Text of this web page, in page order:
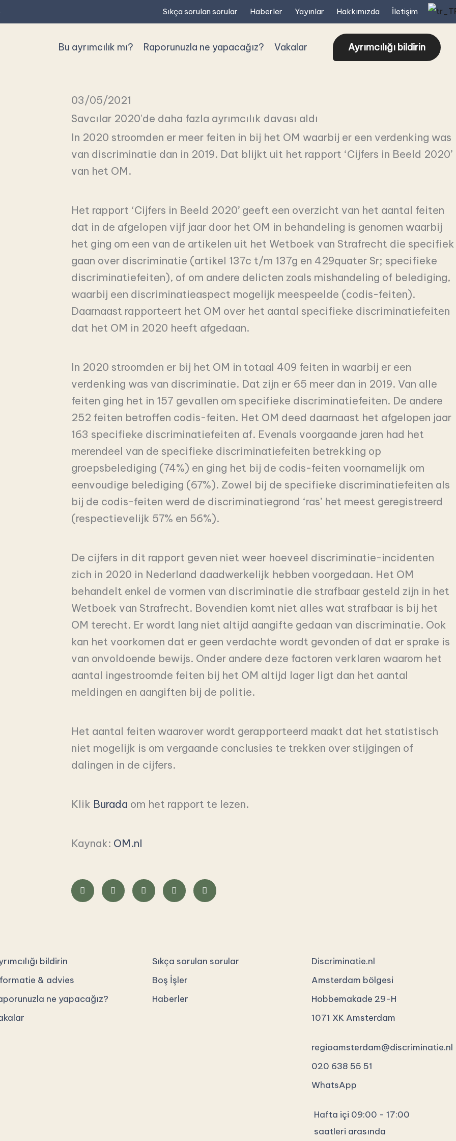
Sıkça sorulan sorular Haberler Yayınlar Hakkımızda İletişim
Bu ayrımcılık mı? Raporunuzla ne yapacağız? Vakalar Ayrımcılığı bildirin
03/05/2021
Savcılar 2020'de daha fazla ayrımcılık davası aldı
In 2020 stroomden er meer feiten in bij het OM waarbij er een verdenking was
van discriminatie dan in 2019. Dat blijkt uit het rapport ‘Cijfers in Beeld 2020’
van het OM.
Het rapport ‘Cijfers in Beeld 2020’ geeft een overzicht van het aantal feiten
dat in de afgelopen vijf jaar door het OM in behandeling is genomen waarbij
het ging om een van de artikelen uit het Wetboek van Strafrecht die specifiek
gaan over discriminatie (artikel 137c t/m 137g en 429quater Sr; specifieke
discriminatiefeiten), of om andere delicten zoals mishandeling of belediging,
waarbij een discriminatieaspect mogelijk meespeelde (codis-feiten).
Daarnaast rapporteert het OM over het aantal specifieke discriminatiefeiten
dat het OM in 2020 heeft afgedaan.
In 2020 stroomden er bij het OM in totaal 409 feiten in waarbij er een
verdenking was van discriminatie. Dat zijn er 65 meer dan in 2019. Van alle
feiten ging het in 157 gevallen om specifieke discriminatiefeiten. De andere
252 feiten betroffen codis-feiten. Het OM deed daarnaast het afgelopen jaar
163 specifieke discriminatiefeiten af. Evenals voorgaande jaren had het
merendeel van de specifieke discriminatiefeiten betrekking op
groepsbelediging (74%) en ging het bij de codis-feiten voornamelijk om
eenvoudige belediging (67%). Zowel bij de specifieke discriminatiefeiten als
bij de codis-feiten werd de discriminatiegrond ‘ras’ het meest geregistreerd
(respectievelijk 57% en 56%).
De cijfers in dit rapport geven niet weer hoeveel discriminatie-incidenten
zich in 2020 in Nederland daadwerkelijk hebben voorgedaan. Het OM
behandelt enkel de vormen van discriminatie die strafbaar gesteld zijn in het
Wetboek van Strafrecht. Bovendien komt niet alles wat strafbaar is bij het
OM terecht. Er wordt lang niet altijd aangifte gedaan van discriminatie. Ook
kan het voorkomen dat er geen verdachte wordt gevonden of dat er sprake is
van onvoldoende bewijs. Onder andere deze factoren verklaren waarom het
aantal ingestroomde feiten bij het OM altijd lager ligt dan het aantal
meldingen en aangiften bij de politie.
Het aantal feiten waarover wordt gerapporteerd maakt dat het statistisch
niet mogelijk is om vergaande conclusies te trekken over stijgingen of
dalingen in de cijfers.
Klik Burada om het rapport te lezen.
Kaynak: OM.nl
bildirin
& advies
ne yapacağız?
Sıkça sorulan sorular
Boş İşler
Haberler
Discriminatie.nl
Amsterdam bölgesi
Hobbemakade 29-H
1071 XK Amsterdam
regioamsterdam@discriminatie.nl
020 638 55 51
WhatsApp
Hafta içi 09:00 - 17:00
saatleri arasında